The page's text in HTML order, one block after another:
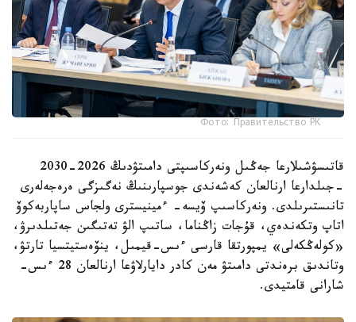
Фото: Правительство РК
قاتىسۋشىلارعا جەڭىل ونەركاسىپتى دامىتۋدىڭ 2026-2030
-جىلدارعا ارنالعان كەشەندى جوسپارىنىڭ نەگىزگى ەرەجەلەرى
تانىستىرىلدى. ونەركاسىپ ۆيسە- ءمينيسترى ولجاس ساپاربەكوۆ
اتاپ وتكەندەي، قۇجات زاڭناما، ساتىپ الۋ تەتىگىن جەتىلدىرۋ،
«كولەڭكەلى» يمپورتقا قارسى ءىس-قيمىل، ينۆەستيتسيا تارتۋ،
وتاندىق برەندتى دامىتۋ مەن كادر دايارلاۋعا ارنالعان 28 ءىس-
شارانى قامتيدى.